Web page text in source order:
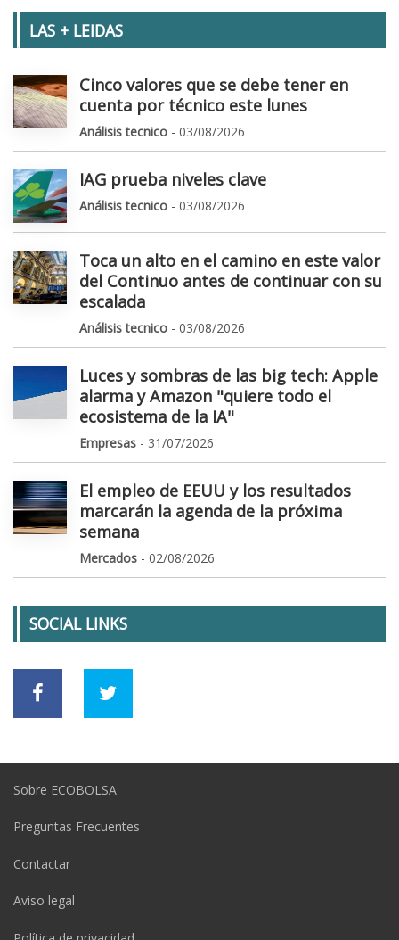
LAS + LEIDAS
Cinco valores que se debe tener en
cuenta por técnico este lunes
Análisis tecnico - 03/08/2026
IAG prueba niveles clave
Análisis tecnico - 03/08/2026
Toca un alto en el camino en este valor
del Continuo antes de continuar con su
escalada
Análisis tecnico - 03/08/2026
Luces y sombras de las big tech: Apple
alarma y Amazon "quiere todo el
ecosistema de la IA"
Empresas - 31/07/2026
El empleo de EEUU y los resultados
marcarán la agenda de la próxima
semana
Mercados - 02/08/2026
SOCIAL LINKS
Sobre ECOBOLSA
Preguntas Frecuentes
Contactar
Aviso legal